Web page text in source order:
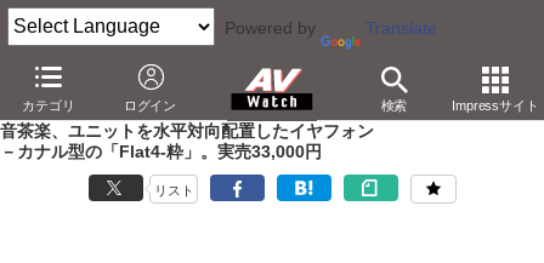
Powered by Translate
カテゴリ ログイン 検索 Impressサイト
AV Watch 製品
ヘッドフォン
音茶楽、ユニットを水平対向配置したイヤフォン
－カナル型の「Flat4-粋」。実売33,000円
リスト